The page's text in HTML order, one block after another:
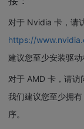
对于 Nvidia 卡，请
https://
建议您至少安装驱
对于 AMD 卡，请访
我们建议您至少拥
序。